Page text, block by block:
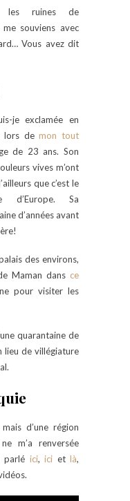
les ruines de
souviens avec
Vous avez dit
je exclamée en
lors demon tout
de 23 ans. Son
vives m’ont
que c’est le
d’Europe. Sa
d’années avant
des environs,
Maman dans ce
pour visiter les
quarantaine de
lieu de villégiature
d’une région
m’a renversée
parlé ici,ici etlà,